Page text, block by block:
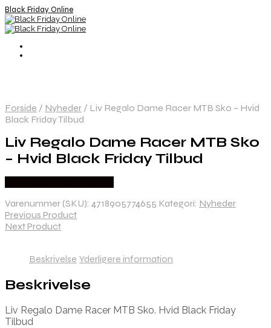
Black Friday Online
Forside / Nyheder / Liv Regalo Dame Racer MTB Sko – Hvid
Black Friday Tilbud
Liv Regalo Dame Racer MTB Sko
– Hvid Black Friday Tilbud
Varenummer (SKU): 4718905774655 Kategori: Nyheder
Previous Product
Next Product
Beskrivelse Yderligere information
Beskrivelse
Liv Regalo Dame Racer MTB Sko. Hvid Black Friday
Tilbud